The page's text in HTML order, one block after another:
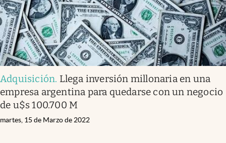
Adquisición. Llega inversión millonaria en una
empresa argentina para quedarse con un negocio
de u$s 100.700 M
martes, 15 de Marzo de 2022